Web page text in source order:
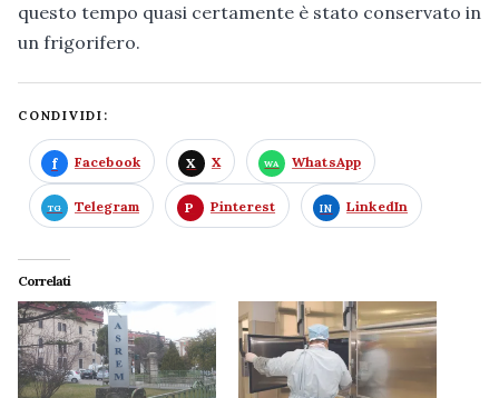
questo tempo quasi certamente è stato conservato in
un frigorifero.
CONDIVIDI:
Facebook X WhatsApp
Telegram Pinterest LinkedIn
Correlati